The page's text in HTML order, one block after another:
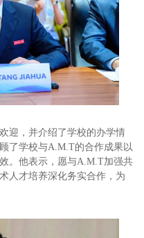
迎，并介绍了学校的办学情
了学校与A.M.T的合作成果以
。他表示，愿与A.M.T加强共
人才培养深化务实合作，为